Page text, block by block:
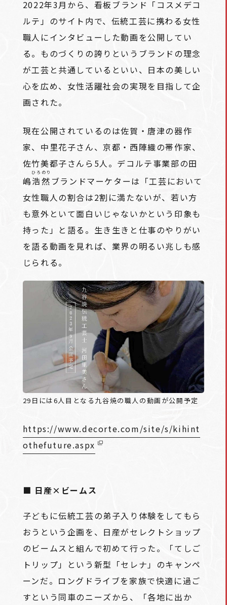
2022年3月から、看板ブランド「コスメデコ
ルテ」のサイト内で、伝統工芸に携わる女性
職人にインタビューした動画を公開してい
る。ものづくりの誇りというブランドの理念
が工芸と共通しているといい、日本の美しい
心を広め、女性活躍社会の実現を目指して企
画された。
現在公開されているのは佐賀・唐津の器作
家、中里花子さん、京都・西陣織の帯作家、
佐竹美都子さんら5人。デコルテ事業部の田
嶋浩然
ひろのり
ブランドマーケターは「工芸において
女性職人の割合は2割に満たないが、若い方
も意外といて面白いじゃないかという印象も
持った」と語る。生き生きと仕事のやりがい
を語る動画を見れば、業界の明るい兆しも感
じられる。
29日には6人目となる九谷焼の職人の動画が公開予定
https://www.decorte.com/site/s/kihint
othefuture.aspx
■ 日産×ビームス
子どもに伝統工芸の弟子入り体験をしてもら
おうという企画を、日産がセレクトショップ
のビームスと組んで初めて行った。「てしご
トリップ」という新型「セレナ」のキャンペ
ーンだ。ロングドライブを家族で快適に過ご
すという同車のニーズから、「各地に出か